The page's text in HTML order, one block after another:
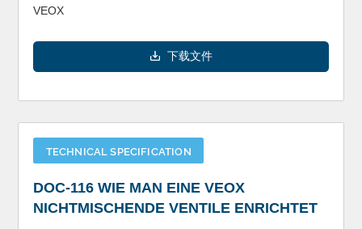
VEOX
下载文件
TECHNICAL SPECIFICATION
DOC-116 WIE MAN EINE VEOX
NICHTMISCHENDE VENTILE ENRICHTET